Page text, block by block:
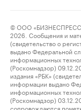
© ООО
2026. Сообщения и
(свидетельство о
выдано Федеральной
информационных
(Роскомнадзор)
издания «РБК»
информации выдано
информационных
(Роскомнадзор)
сопровождаются